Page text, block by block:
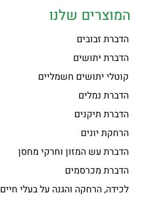
המוצרים שלנו
הדברת זבובים
הדברת יתושים
קוטלי יתושים חשמליים
הדברת נמלים
הדברת תיקנים
הרחקת יונים
הדברת עש המזון וחרקי מחסן
הדברת מכרסמים
לכידה, הרחקה והגנה על בעלי חיים